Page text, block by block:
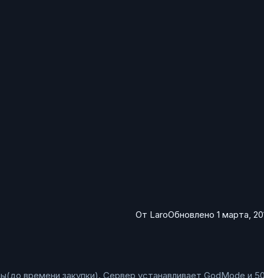
От LaroОбновлено1 марта,
времени закупки). Сервер устанавливает GodMode и